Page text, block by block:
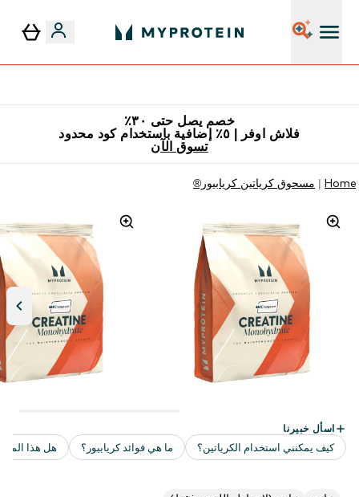
خصم يصل حتى ٣٠٪
فلاش اوفر | ٥٪ إضافية باستخدام كود محدود
تسوق الآن
Home مسحوق كرياتين كريابيور®